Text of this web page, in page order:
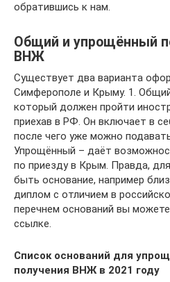
обратившись к нам.
Общий и упрощённый
ВНЖ
Существует два варианта
Симферополе и Крыму. 1.
который должен пройти
приехав в РФ. Он включает в
после чего уже можно
Упрощённый – даёт
по приезду в Крым. Правда,
быть основание, например
диплом с отличием в
перечнем оснований вы
ссылке.
Список оснований для
получения ВНЖ в 2021 году